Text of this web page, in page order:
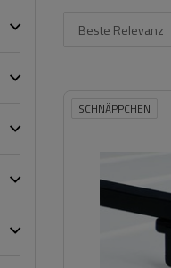
Beste Relevanz
SCHNÄPPCHEN